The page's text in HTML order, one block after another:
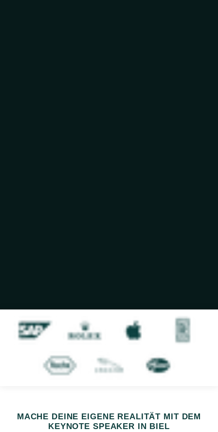
MACHE DEINE EIGENE REALITÄT MIT DEM
KEYNOTE SPEAKER IN BIEL